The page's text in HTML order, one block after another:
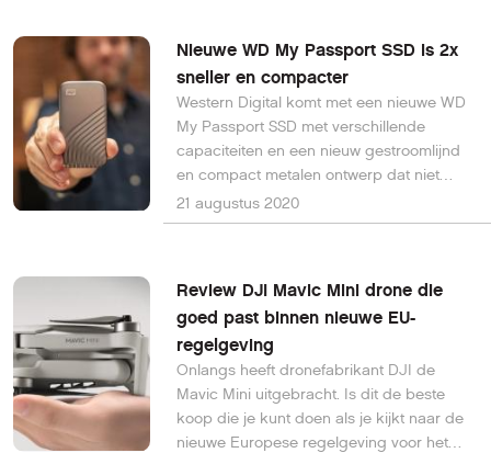
Nieuwe WD My Passport SSD is 2x
sneller en compacter
Western Digital komt met een nieuwe WD
My Passport SSD met verschillende
capaciteiten en een nieuw gestroomlijnd
en compact metalen ontwerp dat niet
groter is dan een hand.
21 augustus 2020
Review DJI Mavic Mini drone die
goed past binnen nieuwe EU-
regelgeving
Onlangs heeft dronefabrikant DJI de
Mavic Mini uitgebracht. Is dit de beste
koop die je kunt doen als je kijkt naar de
nieuwe Europese regelgeving voor het